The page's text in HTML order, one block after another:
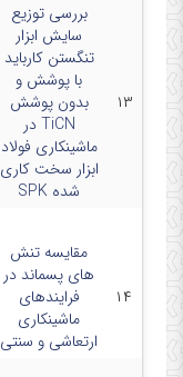
۱۳
بررسی توزیع
سایش ابزار
تنگستن کارباید
با پوشش و
بدون پوشش
TiCN در
ماشینکاری فولاد
ابزار سخت کاری
شده SPK
۱۴
مقایسه تنش
های پسماند در
فرایندهای
ماشینکاری
ارتعاشی و سنتی